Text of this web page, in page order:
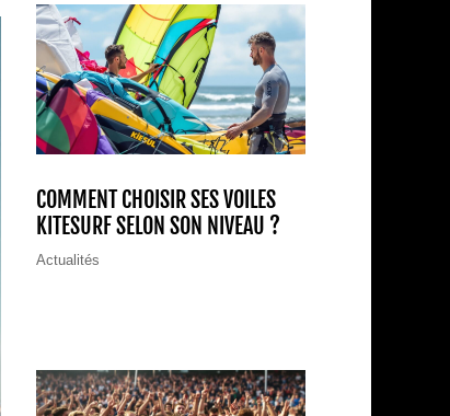
COMMENT CHOISIR SES VOILES
KITESURF SELON SON NIVEAU ?
Actualités